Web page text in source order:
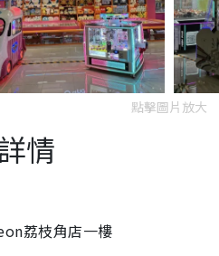
點擊圖片放大
情
荔枝角店一樓